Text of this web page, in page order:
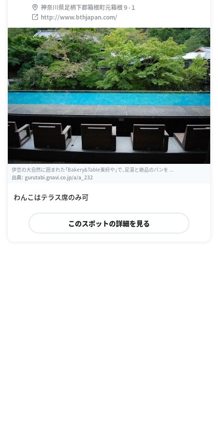
神奈川県足柄下郡箱根町元箱根９-１
http://www.bthjapan.com/
伊豆の大自然に囲まれた「Bakery&Table東府や」で、足湯と絶品のパンを ...
出典： gurutabi.gnavi.co.jp/a/a_232
わんこはテラス席のみ可
このスポットの詳細を見る